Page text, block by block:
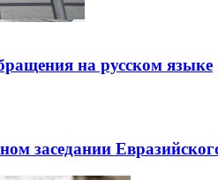
на русском языке
заседании